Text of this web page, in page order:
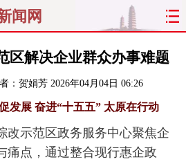
闻网
太原 山西
文明 出行
政务 教育
区解决企业群众办事难题
：贺娟芳 2026年04月04日 06:26
发展 奋进“十五五” 太原在行动
示范区政务服务中心聚焦企
痛点，通过整合现行惠企政